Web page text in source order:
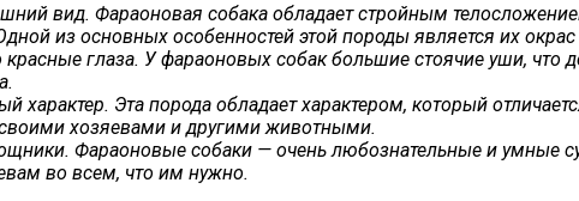
вид. Фараоновая собака обладает стройным
из основных особенностей этой породы является их
глаза. У фараоновых собак большие стоячие уши,
характер. Эта порода обладает характером, который
хозяевами и другими животными.
Фараоновые собаки — очень любознательные и умные
во всем, что им нужно.